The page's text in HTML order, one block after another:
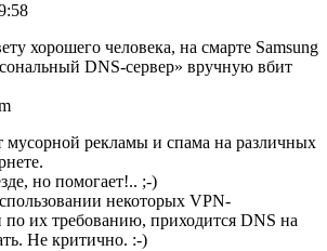
хорошего человека, на смарте Samsung
DNS-сервер» вручную вбит
мусорной рекламы и спама на различных
но помогает!.. ;-)
некоторых VPN-
их требованию, приходится DNS на
Не критично. :-)